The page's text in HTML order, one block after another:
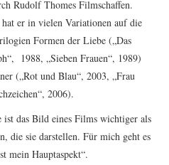
Rudolf Thomes Filmschaffen.
er in vielen Variationen auf die
Formen der Liebe („Das
1988, „Sieben Frauen“, 1989)
(„Rot und Blau“, 2003, „Frau
2006).
ist das Bild eines Films wichtiger als
die sie darstellen. Für mich geht es
mein Hauptaspekt“.